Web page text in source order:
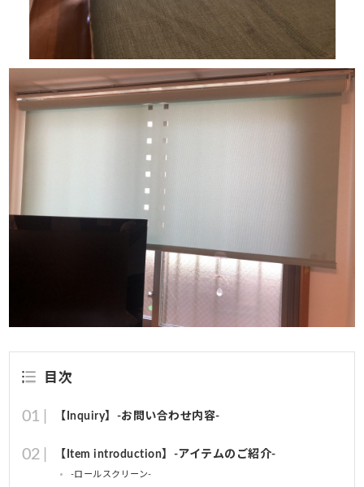
目次
【Inquiry】-お問い合わせ内容-
【Item introduction】-アイテムのご紹介-
-ロールスクリーン-